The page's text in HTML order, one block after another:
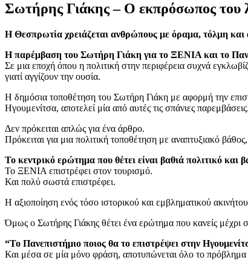
Σωτήρης Γιάκης – Ο εκπρόσωπος του
Η Θεσπρωτία χρειάζεται ανθρώπους με όραμα, τόλμη και
Η παρέμβαση του Σωτήρη Γιάκη για το ΞΕΝΙΑ και το
Σε μια εποχή όπου η πολιτική στην περιφέρεια συχνά
γιατί αγγίζουν την ουσία.
Η δημόσια τοποθέτηση του Σωτήρη Γιάκη με αφορμή την
Ηγουμενίτσα, αποτελεί μία από αυτές τις σπάνιες παρεμβάσεις.
Δεν πρόκειται απλώς για ένα άρθρο.
Πρόκειται για μια πολιτική τοποθέτηση με αναπτυξιακό
Το κεντρικό ερώτημα που θέτει είναι βαθιά πολιτικό και
Το ΞΕΝΙΑ επιστρέφει στον τουρισμό.
Και πολύ σωστά επιστρέφει.
Η αξιοποίηση ενός τόσο ιστορικού και εμβληματικού
Όμως ο Σωτήρης Γιάκης θέτει ένα ερώτημα που κανείς μέχρι
“Το Πανεπιστήμιο ποιος θα το επιστρέψει στην
Και μέσα σε μία μόνο φράση, αποτυπώνεται όλο το